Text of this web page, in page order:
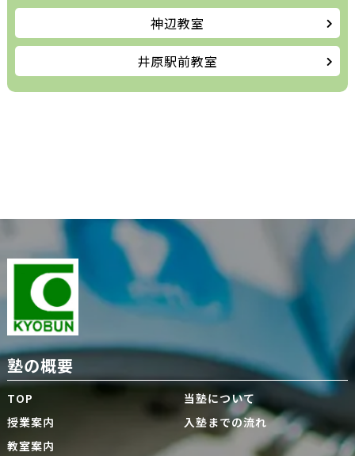
神辺教室
井原駅前教室
塾の概要
TOP
授業案内
教室案内
当塾について
入塾までの流れ